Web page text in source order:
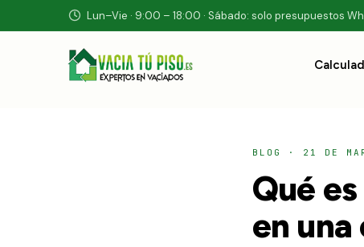
Lun–Vie · 9:00 – 18:00 · Sábado: solo presupuestos
BLOG · 21 DE
Qué
en